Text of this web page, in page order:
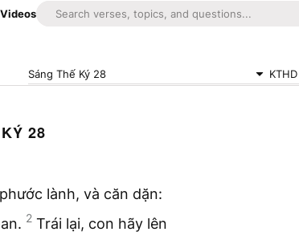
Videos
Sáng Thế Ký 28 KTHD
28
lành, và căn dặn:
2 Trái lại, con hãy lên